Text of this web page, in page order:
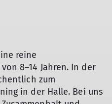
reine
8–14 Jahren. In der
zum
in der Halle. Bei uns